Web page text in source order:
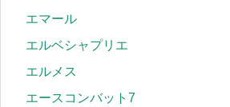
エマール
エルベシャプリエ
エルメス
エースコンバット7